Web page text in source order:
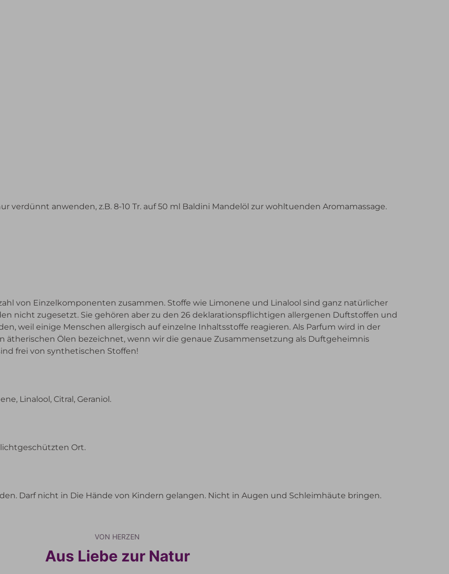
verdünnt anwenden, z.B. 8-10 Tr. auf 50 ml Baldini Mandelöl zur wohltuenden Aromamassage.
von Einzelkomponenten zusammen. Stoffe wie Limonene und Linalool sind ganz natürlicher
nicht zugesetzt. Sie gehören aber zu den 26 deklarationspflichtigen allergenen Duftstoffen und
weil einige Menschen allergisch auf einzelne Inhaltsstoffe reagieren. Als Parfum wird in der
ätherischen Ölen bezeichnet, wenn wir die genaue Zusammensetzung als Duftgeheimnis
frei von synthetischen Stoffen!
Linalool, Citral, Geraniol.
Ort.
Darf nicht in Die Hände von Kindern gelangen. Nicht in Augen und Schleimhäute bringen.
VON HERZEN
Aus Liebe zur Natur